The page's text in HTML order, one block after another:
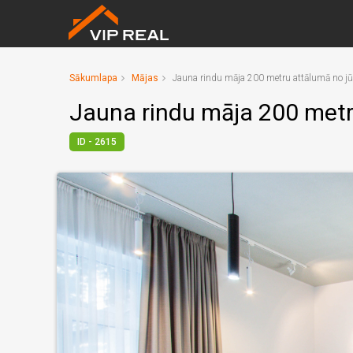
Sākumlapa Mājas Jauna rindu māja 200 metru attālumā no
Jauna rindu māja 200
ID - 2615